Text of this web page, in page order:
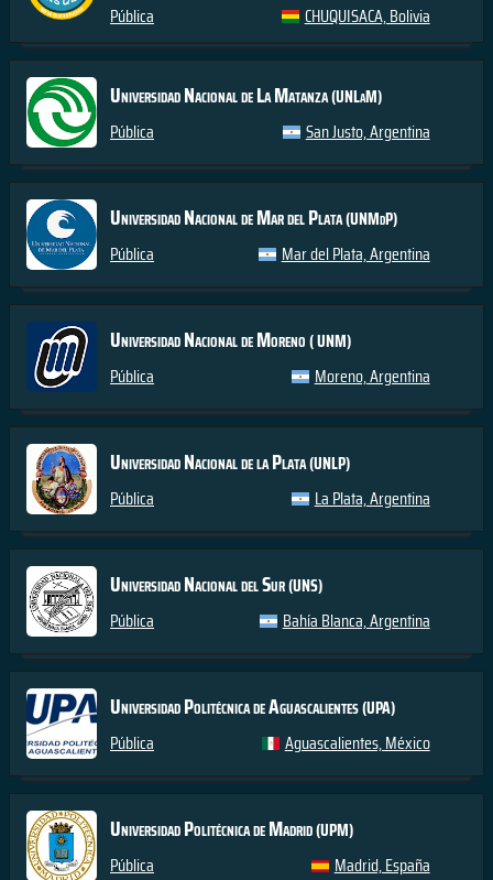
Pública CHUQUISACA, Bolivia
Universidad Nacional de La Matanza(UNLaM)
Pública San Justo, Argentina
Universidad Nacional de Mar del Plata(UNMdP)
Pública Mar del Plata, Argentina
Universidad Nacional de Moreno( UNM)
Pública Moreno, Argentina
Universidad Nacional de la Plata(UNLP)
Pública La Plata, Argentina
Universidad Nacional del Sur(UNS)
Pública Bahía Blanca, Argentina
Universidad Politécnica de Aguascalientes(UPA)
Pública Aguascalientes, México
Universidad Politécnica de Madrid(UPM)
Pública Madrid, España